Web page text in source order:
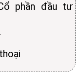
phần đầu tư